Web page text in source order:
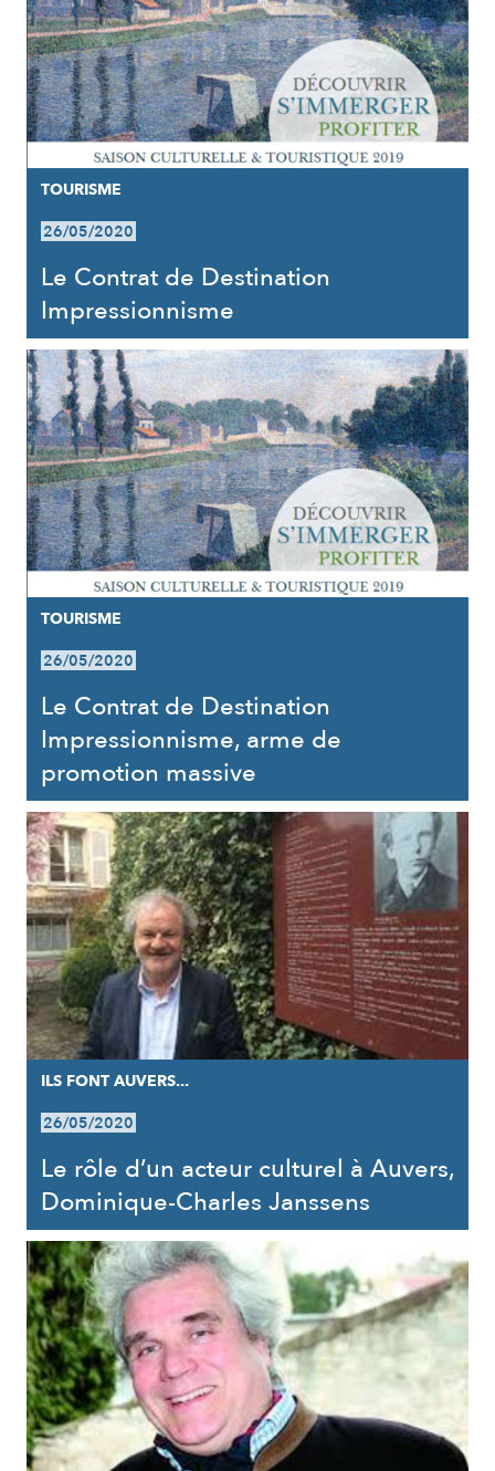
TOURISME
26/05/2020
Le Contrat de Destination
Impressionnisme
TOURISME
26/05/2020
Le Contrat de Destination
Impressionnisme, arme de
promotion massive
ILS FONT AUVERS...
26/05/2020
Le rôle d’un acteur culturel à Auvers,
Dominique-Charles Janssens